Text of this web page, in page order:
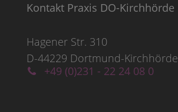
Kontakt Praxis DO-Kirchhörde
Hagener Str. 310
D-44229 Dortmund-Kirchhörde
+49 (0)231 - 22 24 08 0